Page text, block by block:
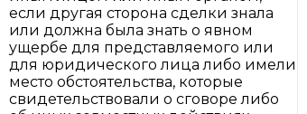
если другая сторона сделки знала
или должна была знать о явном
ущербе для представляемого или
для юридического лица либо имели
место обстоятельства, которые
свидетельствовали о сговоре либо